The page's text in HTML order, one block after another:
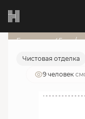
1-комнатный
Ипотека
Гарант от 45т.р./
Чистовая отделка
9 человек